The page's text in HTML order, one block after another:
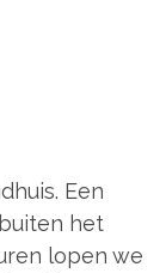
Een
het
lopen we